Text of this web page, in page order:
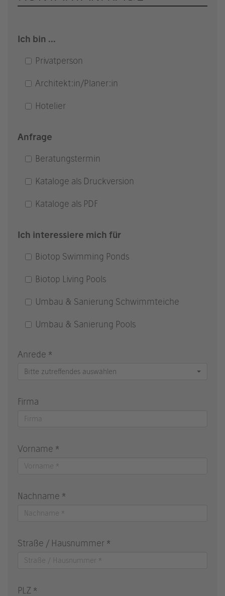
powered byUsercentrics Consent
Ich bin ...
Privatperson
Architekt:in/Planer:in
Hotelier
Anfrage
Beratungstermin
Kataloge als Druckversion
Kataloge als PDF
Ich interessiere mich für
Biotop Swimming Ponds
Biotop Living Pools
Umbau & Sanierung Schwimmteiche
Umbau & Sanierung Pools
Anrede *
Bitte zutreffendes auswählen
Firma
Vorname *
Nachname *
Straße / Hausnummer *
PLZ *